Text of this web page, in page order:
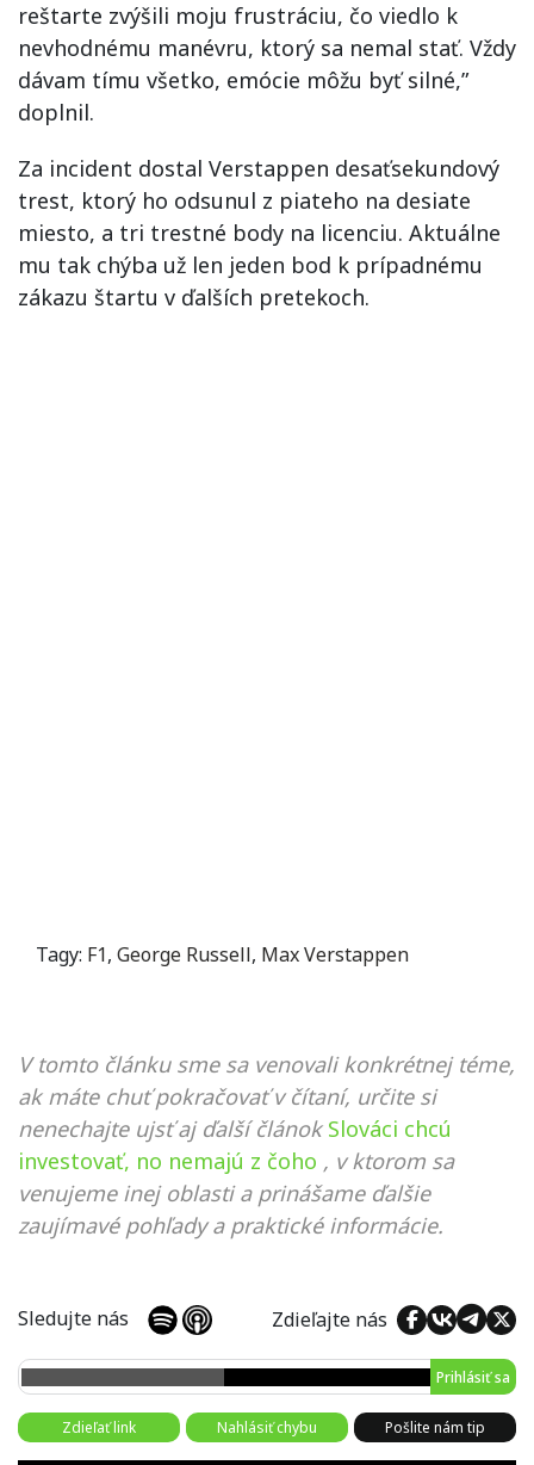
reštarte zvýšili moju frustráciu, čo viedlo k
nevhodnému manévru, ktorý sa nemal stať. Vždy
dávam tímu všetko, emócie môžu byť silné,”
doplnil.
Za incident dostal Verstappen desaťsekundový
trest, ktorý ho odsunul z piateho na desiate
miesto, a tri trestné body na licenciu. Aktuálne
mu tak chýba už len jeden bod k prípadnému
zákazu štartu v ďalších pretekoch.
Tagy: F1, George Russell, Max Verstappen
V tomto článku sme sa venovali konkrétnej téme,
ak máte chuť pokračovať v čítaní, určite si
nenechajte ujsť aj ďalší článok Slováci chcú
investovať, no nemajú z čoho , v ktorom sa
venujeme inej oblasti a prinášame ďalšie
zaujímavé pohľady a praktické informácie.
Sledujte nás Zdieľajte nás
Prihlásiť sa
Zdieľať link Nahlásiť chybu Pošlite nám tip